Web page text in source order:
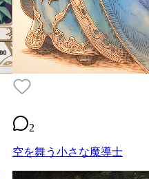
2
空を舞う小さな魔導士